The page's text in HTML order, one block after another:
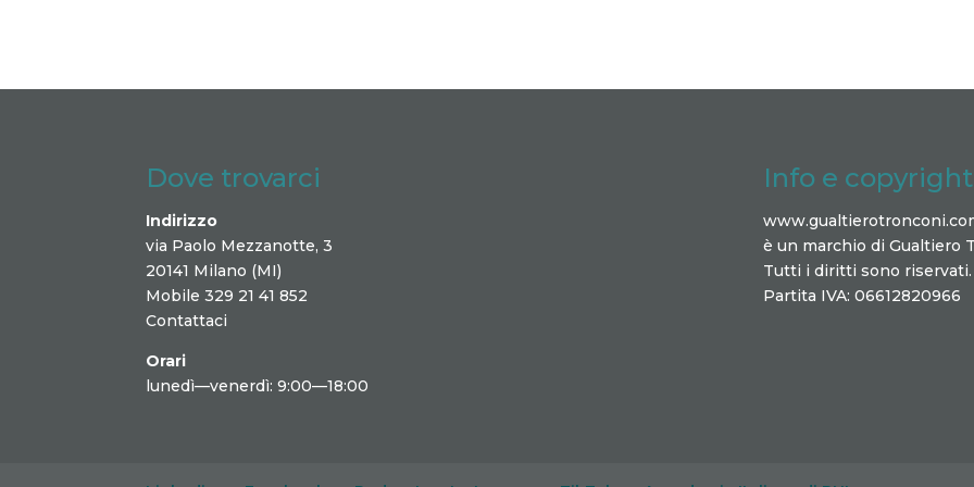
Dove trovarci
Indirizzo
via Paolo Mezzanotte, 3
20141 Milano (MI)
Mobile 329 21 41 852
Contattaci
Orari
lunedì—venerdì: 9:00—18:00
Info e copyright
è un marchio di Gualtiero
Tutti i diritti sono riservati.
Partita IVA: 06612820966